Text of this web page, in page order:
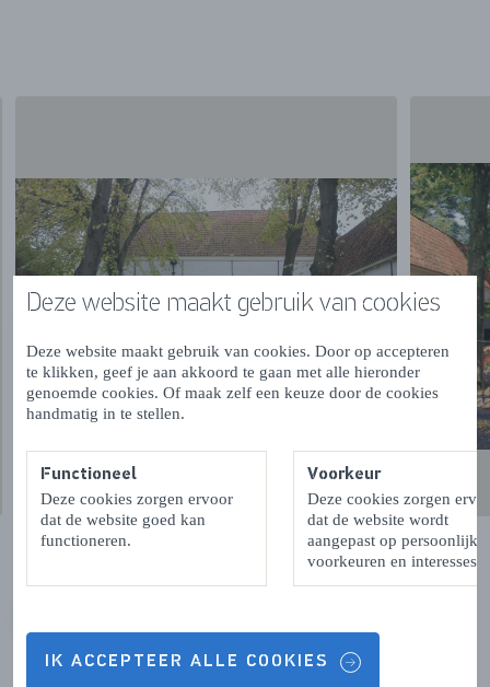
Deze website maakt gebruik van cookies
Deze website maakt gebruik van cookies. Door op accepteren
te klikken, geef je aan akkoord te gaan met alle hieronder
genoemde cookies. Of maak zelf een keuze door de cookies
handmatig in te stellen.
Functioneel
Deze cookies zorgen ervoor
dat de website goed kan
functioneren.
Voorkeur
Deze cookies zorgen
dat de website wordt
aangepast op persoonlijke
voorkeuren en interesses.
IK ACCEPTEER ALLE COOKIES
VORIGE VOLGENDE